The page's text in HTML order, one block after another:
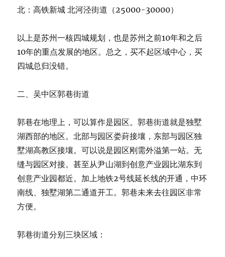
北：高铁新城 北河泾街道（25000-30000）
以上是苏州一核四城规划，也是苏州之前10年和之后
10年的重点发展的地区。总之，买不起区域中心，买
四城总归没错。
二、吴中区郭巷街道
郭巷在地理上，可以算作是园区。郭巷街道就是独墅
湖西部的地区。北部与园区娄葑接壤，东部与园区独
墅湖高教区接壤。可以说是园区刚需外溢第一站。无
缝与园区对接。甚至从尹山湖到创意产业园比湖东到
创意产业园都近。加上地铁2号线延长线的开通，中环
南线、独墅湖第二通道开工。郭巷未来去往园区非常
方便。
郭巷街道分别三块区域：